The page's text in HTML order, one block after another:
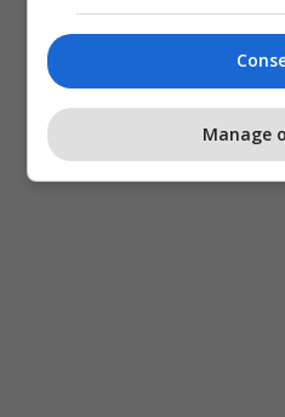
Manage